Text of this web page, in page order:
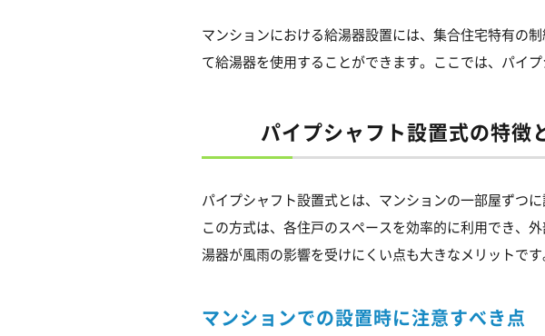
マンションにおける給湯器設置には、集合住宅特有の
て給湯器を使用することができます。ここでは、パイ
パイプシャフト設置式の特徴
パイプシャフト設置式とは、マンションの一部屋ずつ
この方式は、各住戸のスペースを効率的に利用でき、
湯器が風雨の影響を受けにくい点も大きなメリットです
マンションでの設置時に注意すべき点